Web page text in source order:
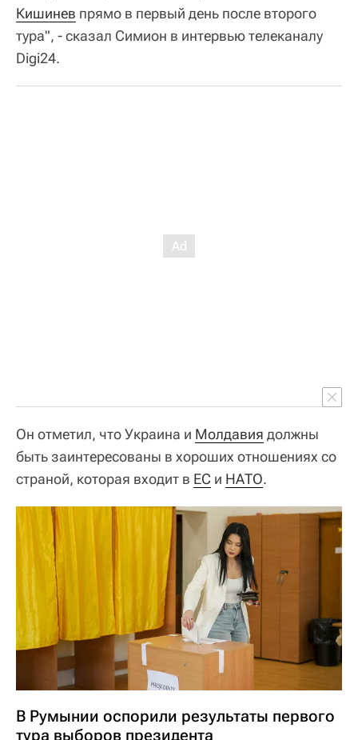
Кишинев прямо в первый день после второго
тура", - сказал Симион в интервью телеканалу
Digi24.
Он отметил, что Украина и Молдавия должны
быть заинтересованы в хороших отношениях со
страной, которая входит в ЕС и НАТО.
В Румынии оспорили результаты первого
тура выборов президента